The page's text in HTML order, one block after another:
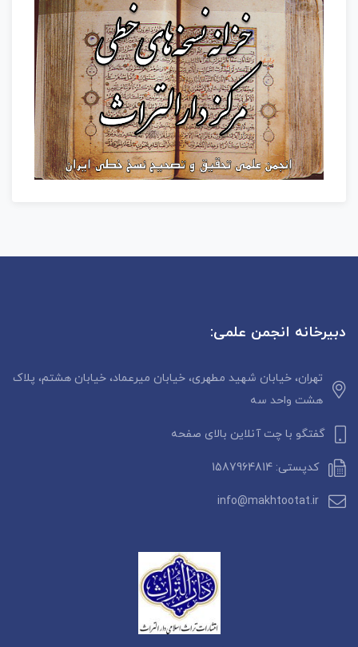
دبیرخانه انجمن علمی:
تهران، خیابان شهید مطهری، خیابان میرعماد، خیابان هشتم، پلاک
هشت واحد سه
گفتگو با چت آنلاین بالای صفحه
کدپستی: 1587964814
info@makhtootat.ir